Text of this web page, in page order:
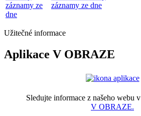
záznamy ze
dne
záznamy ze dne
Užitečné informace
Aplikace V OBRAZE
Sledujte informace z našeho webu v
V OBRAZE.